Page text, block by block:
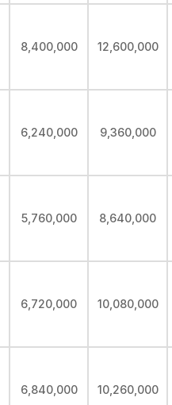
8,400,000 12,600,000
6,240,000 9,360,000
5,760,000 8,640,000
6,720,000 10,080,000
6,840,000 10,260,000